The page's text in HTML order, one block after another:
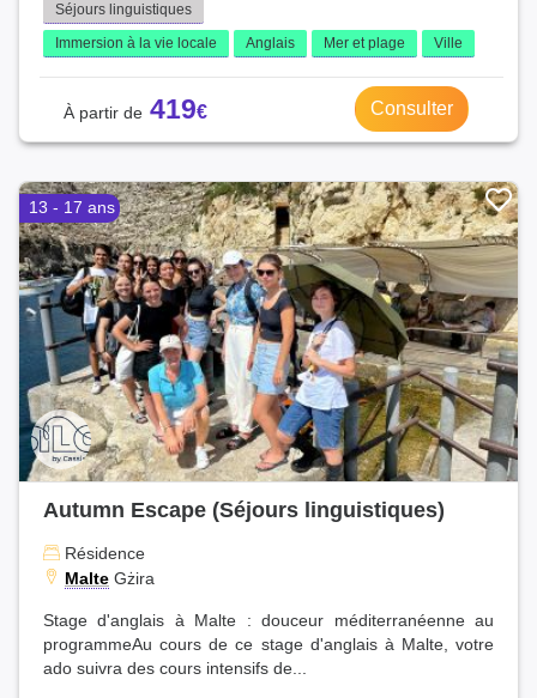
Séjours linguistiques
Immersion à la vie locale
Anglais Mer et plage Ville
419 Consulter
13 - 17 ans
Autumn Escape (Séjours linguistiques)
Résidence
Malte Gżira
Stage d'anglais à Malte : douceur méditerranéenne au
programmeAu cours de ce stage d'anglais à Malte, votre
ado suivra des cours intensifs de...